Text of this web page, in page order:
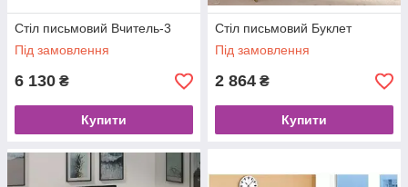
Стіл письмовий Вчитель-3
Під замовлення
6 130 ₴
Купити
Стіл письмовий Буклет
Під замовлення
2 864 ₴
Купити